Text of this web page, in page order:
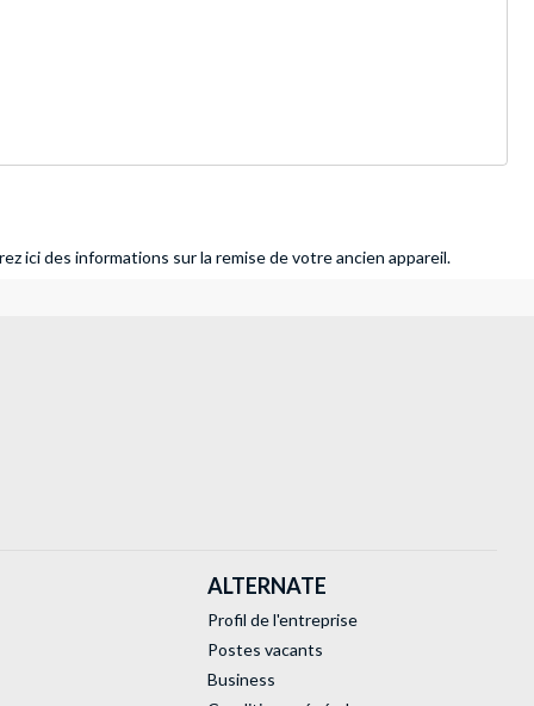
ici des informations sur la remise de votre ancien appareil.
ALTERNATE
Profil de l'entreprise
Postes vacants
Business